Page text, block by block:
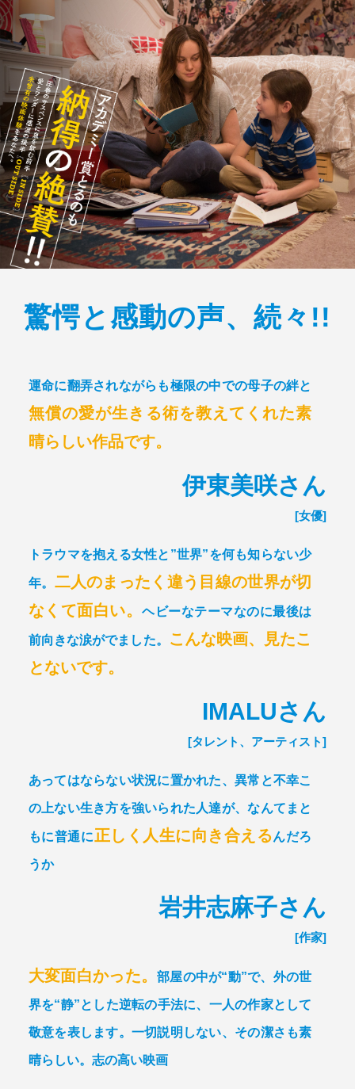
驚愕と感動の声、続々!!
運命に翻弄されながらも極限の中での母子の絆と
無償の愛が生きる術を教えてくれた素
晴らしい作品です。
伊東美咲さん
[女優]
トラウマを抱える女性と”世界”を何も知らない少
年。 二人のまったく違う目線の世界が切
なくて面白い。ヘビーなテーマなのに最後は
前向きな涙がでました。
こんな映画、見たこ
とないです。
IMALUさん
[タレント、アーティスト]
あってはならない状況に置かれた、異常と不幸こ
の上ない生き方を強いられた人達が、なんてまと
もに普通に正しく人生に向き合えるんだろ
うか
岩井志麻子さん
[作家]
大変面白かった。部屋の中が“動”で、外の世
界を“静”とした逆転の手法に、 一人の作家として
敬意を表します。一切説明しない、その潔さも素
晴らしい。 志の高い映画